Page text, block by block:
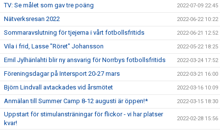
TV: Se målet som gav tre poäng 2022-07-09 22:45
Nätverksresan 2022 2022-06-22 10:22
Sommaravslutning för tjejerna i vårt fotbollsfritids 2022-06-21 12:52
Vila i frid, Lasse "Röret" Johansson 2022-05-22 18:25
Emil Jylhänlahti blir ny ansvarig för Norrbys fotbollsfritids 2022-03-24 17:52
Föreningsdagar på Intersport 20-27 mars 2022-03-21 16:00
Björn Lindvall avtackades vid årsmötet 2022-03-16 10:09
Anmälan till Summer Camp 8-12 augusti är öppen!* 2022-03-15 18:30
Uppstart för stimulansträningar för flickor - vi har platser
kvar!
2022-02-28 15:56